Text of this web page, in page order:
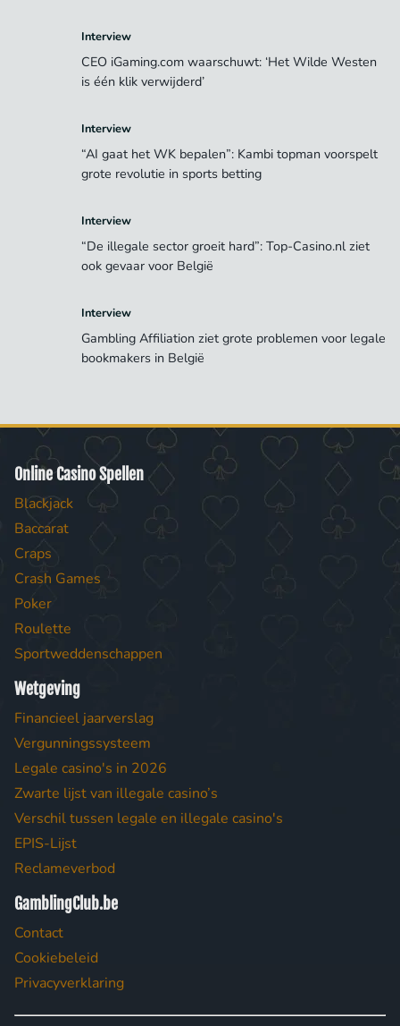
Interview
CEO iGaming.com waarschuwt: ‘Het Wilde Westen
is één klik verwijderd’
Interview
“AI gaat het WK bepalen”: Kambi topman voorspelt
grote revolutie in sports betting
Interview
“De illegale sector groeit hard”: Top-Casino.nl ziet
ook gevaar voor België
Interview
Gambling Affiliation ziet grote problemen voor legale
bookmakers in België
Online Casino Spellen
Blackjack
Baccarat
Craps
Crash Games
Poker
Roulette
Sportweddenschappen
Wetgeving
Financieel jaarverslag
Vergunningssysteem
Legale casino's in 2026
Zwarte lijst van illegale casino’s
Verschil tussen legale en illegale casino's
EPIS-Lijst
Reclameverbod
GamblingClub.be
Contact
Cookiebeleid
Privacyverklaring